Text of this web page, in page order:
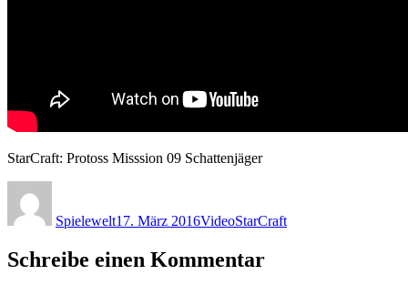
StarCraft: Protoss Misssion 09 Schattenjäger
Spielewelt17. März 2016VideoStarCraft
Schreibe einen Kommentar